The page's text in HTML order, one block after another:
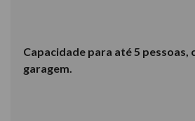
Capacidade para até 5 pessoas,
garagem.